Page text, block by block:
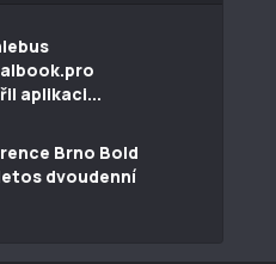
aplikaci...
Brno Bold
dvoudenní